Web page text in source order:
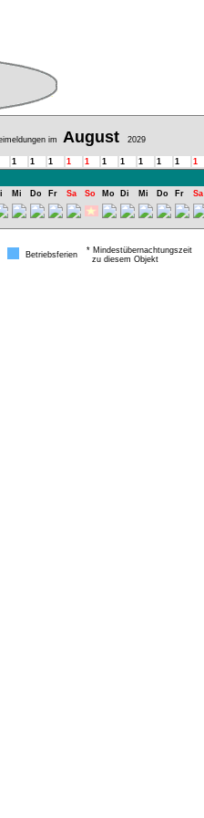
im August 2029
1 1 1 1 1 1 1 1 1 1 1
Mi Do Fr Sa So Mo Di Mi Do Fr Sa
Betriebsferien
* Mindestübernachtungszeit
zu diesem Objekt